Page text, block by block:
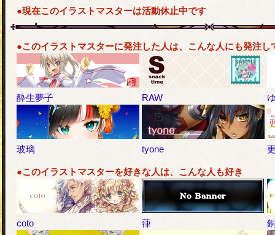
●現在このイラストマスターは活動休止中です
●このイラストマスターに発注した人は、こんな人にも発注し
酔生夢子 RAW
玻璃 tyone
●このイラストマスターを好きな人は、こんな人も好き
coto 葎